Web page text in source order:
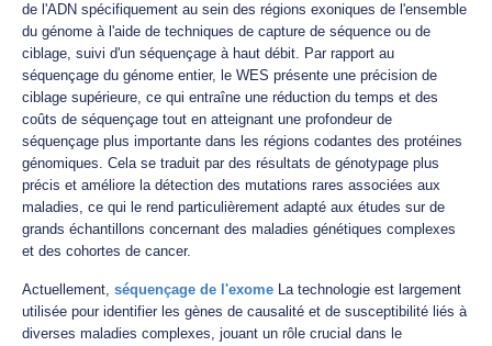
de l'ADN spécifiquement au sein des régions exoniques de l'ensemble
du génome à l'aide de techniques de capture de séquence ou de
ciblage, suivi d'un séquençage à haut débit. Par rapport au
séquençage du génome entier, le WES présente une précision de
ciblage supérieure, ce qui entraîne une réduction du temps et des
coûts de séquençage tout en atteignant une profondeur de
séquençage plus importante dans les régions codantes des protéines
génomiques. Cela se traduit par des résultats de génotypage plus
précis et améliore la détection des mutations rares associées aux
maladies, ce qui le rend particulièrement adapté aux études sur de
grands échantillons concernant des maladies génétiques complexes
et des cohortes de cancer.
Actuellement, séquençage de l'exome La technologie est largement
utilisée pour identifier les gènes de causalité et de susceptibilité liés à
diverses maladies complexes, jouant un rôle crucial dans le